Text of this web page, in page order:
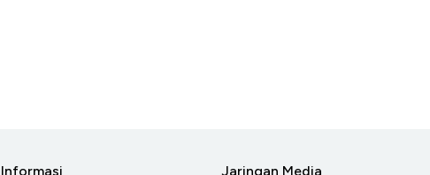
Informasi Jaringan Media